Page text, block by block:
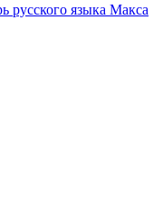
русского языка Макса